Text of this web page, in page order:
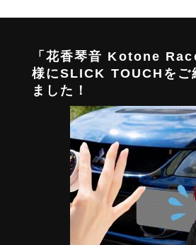
「花香琴音 Kotone
様にSLICK TOUCHをご
ました！